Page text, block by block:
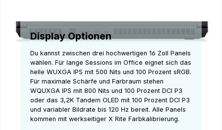
Display Optionen
Du kannst zwischen drei hochwertigen 16 Zoll Panels
wählen. Für lange Sessions im Office eignet sich das
helle WUXGA IPS mit 500 Nits und 100 Prozent sRGB.
Für maximale Schärfe und Farbraum stehen
WQUXGA IPS mit 800 Nits und 100 Prozent DCI P3
oder das 3,2K Tandem OLED mit 100 Prozent DCI P3
und variabler Bildrate bis 120 Hz bereit. Alle Panels
kommen mit werkseitiger X Rite Farbkalibrierung.